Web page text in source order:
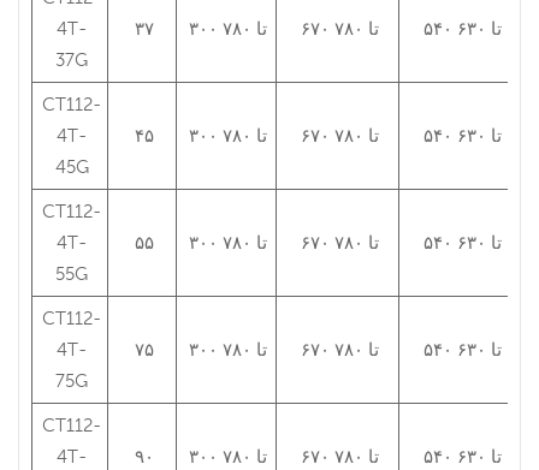
4T-
37G
۳۷ ۳۰۰ تا ۷۸۰ ۶۷۰ تا ۷۸۰ ۵۴۰ تا ۶۳۰
CT112-
4T-
45G
۴۵ ۳۰۰ تا ۷۸۰ ۶۷۰ تا ۷۸۰ ۵۴۰ تا ۶۳۰
CT112-
4T-
55G
۵۵ ۳۰۰ تا ۷۸۰ ۶۷۰ تا ۷۸۰ ۵۴۰ تا ۶۳۰
CT112-
4T-
75G
۷۵ ۳۰۰ تا ۷۸۰ ۶۷۰ تا ۷۸۰ ۵۴۰ تا ۶۳۰
CT112-
4T-
۹۰ ۳۰۰ تا ۷۸۰ ۶۷۰ تا ۷۸۰ ۵۴۰ تا ۶۳۰